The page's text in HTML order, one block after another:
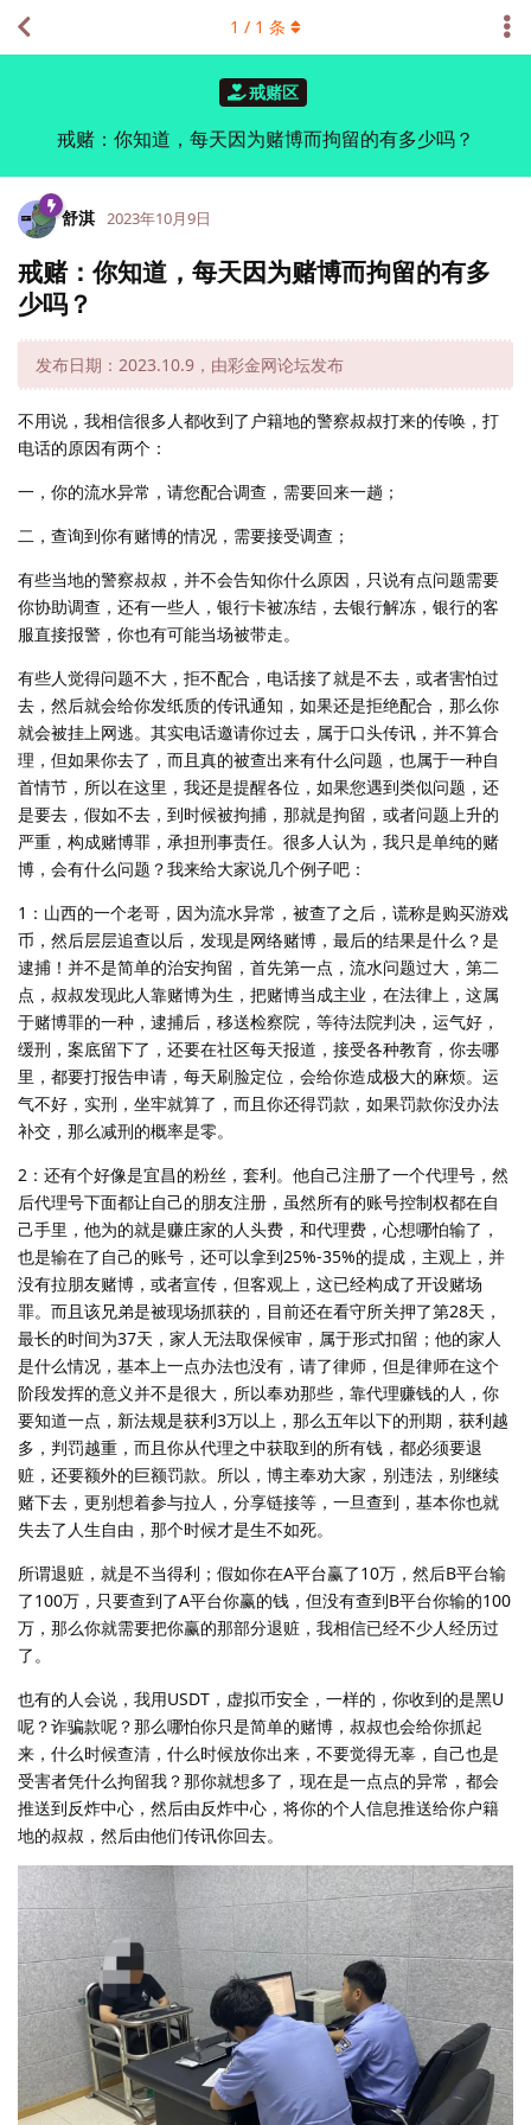
戒赌区
戒赌：你知道，每天因为赌博而拘留的有多少吗？
1 / 1 条
舒淇 2023年10月9日
戒赌：你知道，每天因为赌博而拘留的有多
少吗？
发布日期：2023.10.9，由彩金网论坛发布
不用说，我相信很多人都收到了户籍地的警察叔叔打来的传唤，打
电话的原因有两个：
一，你的流水异常，请您配合调查，需要回来一趟；
二，查询到你有赌博的情况，需要接受调查；
有些当地的警察叔叔，并不会告知你什么原因，只说有点问题需要
你协助调查，还有一些人，银行卡被冻结，去银行解冻，银行的客
服直接报警，你也有可能当场被带走。
有些人觉得问题不大，拒不配合，电话接了就是不去，或者害怕过
去，然后就会给你发纸质的传讯通知，如果还是拒绝配合，那么你
就会被挂上网逃。其实电话邀请你过去，属于口头传讯，并不算合
理，但如果你去了，而且真的被查出来有什么问题，也属于一种自
首情节，所以在这里，我还是提醒各位，如果您遇到类似问题，还
是要去，假如不去，到时候被拘捕，那就是拘留，或者问题上升的
严重，构成赌博罪，承担刑事责任。很多人认为，我只是单纯的赌
博，会有什么问题？我来给大家说几个例子吧：
1：山西的一个老哥，因为流水异常，被查了之后，谎称是购买游戏
币，然后层层追查以后，发现是网络赌博，最后的结果是什么？是
逮捕！并不是简单的治安拘留，首先第一点，流水问题过大，第二
点，叔叔发现此人靠赌博为生，把赌博当成主业，在法律上，这属
于赌博罪的一种，逮捕后，移送检察院，等待法院判决，运气好，
缓刑，案底留下了，还要在社区每天报道，接受各种教育，你去哪
里，都要打报告申请，每天刷脸定位，会给你造成极大的麻烦。运
气不好，实刑，坐牢就算了，而且你还得罚款，如果罚款你没办法
补交，那么减刑的概率是零。
2：还有个好像是宜昌的粉丝，套利。他自己注册了一个代理号，然
后代理号下面都让自己的朋友注册，虽然所有的账号控制权都在自
己手里，他为的就是赚庄家的人头费，和代理费，心想哪怕输了，
也是输在了自己的账号，还可以拿到25%-35%的提成，主观上，并
没有拉朋友赌博，或者宣传，但客观上，这已经构成了开设赌场
罪。而且该兄弟是被现场抓获的，目前还在看守所关押了第28天，
最长的时间为37天，家人无法取保候审，属于形式扣留；他的家人
是什么情况，基本上一点办法也没有，请了律师，但是律师在这个
阶段发挥的意义并不是很大，所以奉劝那些，靠代理赚钱的人，你
要知道一点，新法规是获利3万以上，那么五年以下的刑期，获利越
多，判罚越重，而且你从代理之中获取到的所有钱，都必须要退
赃，还要额外的巨额罚款。所以，博主奉劝大家，别违法，别继续
赌下去，更别想着参与拉人，分享链接等，一旦查到，基本你也就
失去了人生自由，那个时候才是生不如死。
所谓退赃，就是不当得利；假如你在A平台赢了10万，然后B平台输
了100万，只要查到了A平台你赢的钱，但没有查到B平台你输的100
万，那么你就需要把你赢的那部分退赃，我相信已经不少人经历过
了。
也有的人会说，我用USDT，虚拟币安全，一样的，你收到的是黑U
呢？诈骗款呢？那么哪怕你只是简单的赌博，叔叔也会给你抓起
来，什么时候查清，什么时候放你出来，不要觉得无辜，自己也是
受害者凭什么拘留我？那你就想多了，现在是一点点的异常，都会
推送到反炸中心，然后由反炸中心，将你的个人信息推送给你户籍
地的叔叔，然后由他们传讯你回去。